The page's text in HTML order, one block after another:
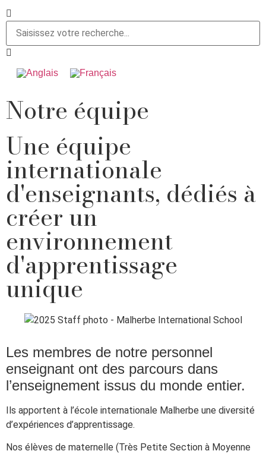
Notre équipe
Une équipe
internationale
d'enseignants, dédiés à
créer un
environnement
d'apprentissage
unique
Les membres de notre personnel
enseignant ont des parcours dans
l’enseignement issus du monde entier.
Ils apportent à l’école internationale Malherbe une diversité
d’expériences d’apprentissage.
Nos élèves de maternelle (Très Petite Section à Moyenne